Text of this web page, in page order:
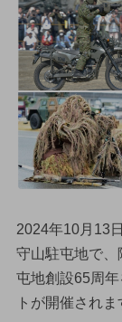
2024年10月13
守山駐屯地で
屯地創設65周
トが開催されま